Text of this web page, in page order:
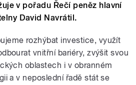
v pořadu Řečí peněz hlavní
David Navrátil.
rozhýbat investice, využít
vnitřní bariéry, zvýšit svou
oblastech i v obranném
a v neposlední řadě stát se